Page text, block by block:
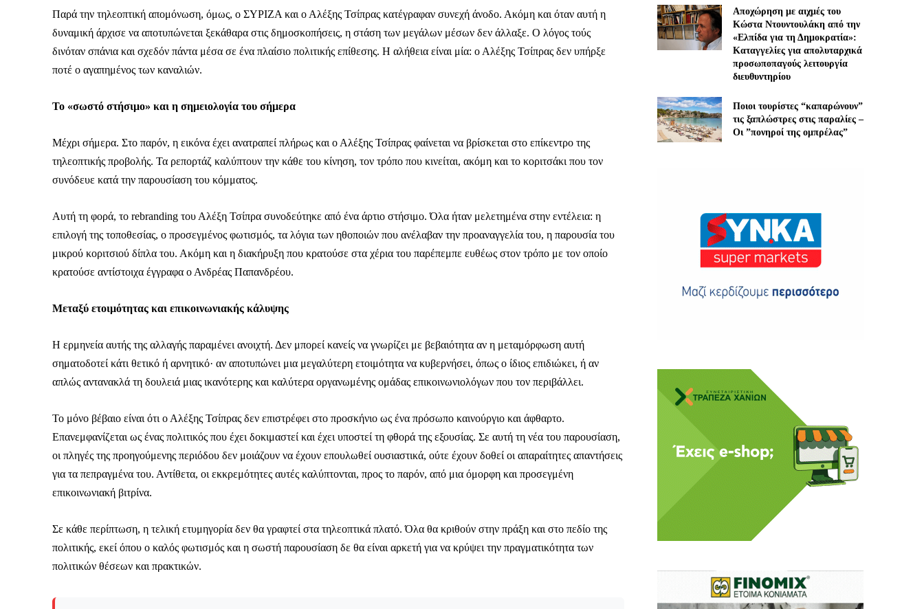
Εφημερίδα
ΕΓΓΡΑΦΕΙΤΕ
Αγώνας της Κρήτης
Ποιοι είμαστε
Το ξέρουμε…
Το να βλέπετε αυτά τα μηνύματα μπορεί να είναι κουραστικό. Και να είστε σίγουροί ότι ούτε κι εμείς
βρίσκουμε κάποια ευχαρίστηση από το να τα γράφουμε... Όμως αυτό το μήνυμα δεν αφορά εμάς. Αφορά κάτι
πολύ πιο σημαντικό: την επιβίωση της ανεξάρτητης, μαχητικής δημοσιογραφίας στην Kρήτη.
Η στήριξη σας είναι σημαντική γιατί μας επιτρέπει να:
Παρά την τηλεοπτική απομόνωση, όμως, ο ΣΥΡΙΖΑ και ο Αλέξης Τσίπρας κατέγραφαν συνεχή άνοδο. Ακόμη και όταν αυτή η
δυναμική άρχισε να αποτυπώνεται ξεκάθαρα στις δημοσκοπήσεις, η στάση των μεγάλων μέσων δεν άλλαξε. Ο λόγος τούς
δινόταν σπάνια και σχεδόν πάντα μέσα σε ένα πλαίσιο πολιτικής επίθεσης. Η αλήθεια είναι μία: ο Αλέξης Τσίπρας δεν υπήρξε
ποτέ ο αγαπημένος των καναλιών.
Το «σωστό στήσιμο» και η σημειολογία του σήμερα
Μέχρι σήμερα. Στο παρόν, η εικόνα έχει ανατραπεί πλήρως και ο Αλέξης Τσίπρας φαίνεται να βρίσκεται στο επίκεντρο της
τηλεοπτικής προβολής. Τα ρεπορτάζ καλύπτουν την κάθε του κίνηση, τον τρόπο που κινείται, ακόμη και το κοριτσάκι που τον
συνόδευε κατά την παρουσίαση του κόμματος.
Αυτή τη φορά, το rebranding του Αλέξη Τσίπρα συνοδεύτηκε από ένα άρτιο στήσιμο. Όλα ήταν μελετημένα στην εντέλεια: η
επιλογή της τοποθεσίας, ο προσεγμένος φωτισμός, τα λόγια των ηθοποιών που ανέλαβαν την προαναγγελία του, η παρουσία του
μικρού κοριτσιού δίπλα του. Ακόμη και η διακήρυξη που κρατούσε στα χέρια του παρέπεμπε ευθέως στον τρόπο με τον οποίο
κρατούσε αντίστοιχα έγγραφα ο Ανδρέας Παπανδρέου.
Μεταξύ ετοιμότητας και επικοινωνιακής κάλυψης
Η ερμηνεία αυτής της αλλαγής παραμένει ανοιχτή. Δεν μπορεί κανείς να γνωρίζει με βεβαιότητα αν η μεταμόρφωση αυτή
σηματοδοτεί κάτι θετικό ή αρνητικό· αν αποτυπώνει μια μεγαλύτερη ετοιμότητα να κυβερνήσει, όπως ο ίδιος επιδιώκει, ή αν
απλώς αντανακλά τη δουλειά μιας ικανότερης και καλύτερα οργανωμένης ομάδας επικοινωνιολόγων που τον περιβάλλει.
Το μόνο βέβαιο είναι ότι ο Αλέξης Τσίπρας δεν επιστρέφει στο προσκήνιο ως ένα πρόσωπο καινούργιο και άφθαρτο.
Επανεμφανίζεται ως ένας πολιτικός που έχει δοκιμαστεί και έχει υποστεί τη φθορά της εξουσίας. Σε αυτή τη νέα του παρουσίαση,
οι πληγές της προηγούμενης περιόδου δεν μοιάζουν να έχουν επουλωθεί ουσιαστικά, ούτε έχουν δοθεί οι απαραίτητες απαντήσεις
για τα πεπραγμένα του. Αντίθετα, οι εκκρεμότητες αυτές καλύπτονται, προς το παρόν, από μια όμορφη και προσεγμένη
επικοινωνιακή βιτρίνα.
Σε κάθε περίπτωση, η τελική ετυμηγορία δεν θα γραφτεί στα τηλεοπτικά πλατό. Όλα θα κριθούν στην πράξη και στο πεδίο της
πολιτικής, εκεί όπου ο καλός φωτισμός και η σωστή παρουσίαση δε θα είναι αρκετή για να κρύψει την πραγματικότητα των
πολιτικών θέσεων και πρακτικών.
Αποχώρηση με αιχμές του
Κώστα Ντουντουλάκη από την
«Ελπίδα για τη Δημοκρατία»:
Καταγγελίες για απολυταρχικά
προσωποπαγούς λειτουργία
διευθυντηρίου
Ποιοι τουρίστες “καπαρώνουν”
τις ξαπλώστρες στις παραλίες –
Οι ”πονηροί της ομπρέλας”